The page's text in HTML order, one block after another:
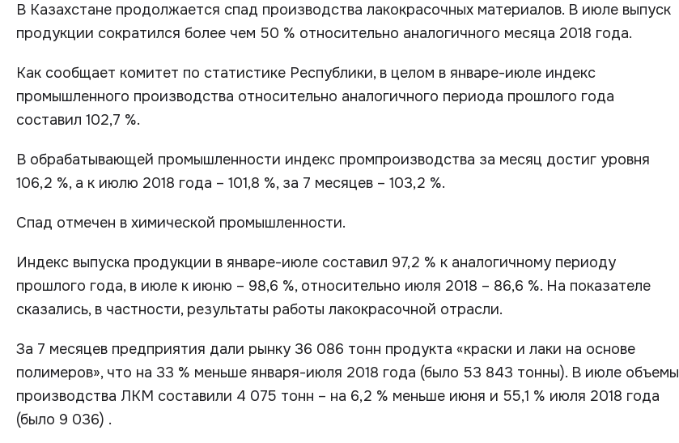
В Казахстане продолжается спад производства лакокрасочных материалов. В июле выпуск
продукции сократился более чем 50 % относительно аналогичного месяца 2018 года.
Как сообщает комитет по статистике Республики, в целом в январе-июле индекс
промышленного производства относительно аналогичного периода прошлого года
составил 102,7 %.
В обрабатывающей промышленности индекс промпроизводства за месяц достиг уровня
106,2 %, а к июлю 2018 года – 101,8 %, за 7 месяцев – 103,2 %.
Спад отмечен в химической промышленности.
Индекс выпуска продукции в январе-июле составил 97,2 % к аналогичному периоду
прошлого года, в июле к июню – 98,6 %, относительно июля 2018 – 86,6 %. На показателе
сказались, в частности, результаты работы лакокрасочной отрасли.
За 7 месяцев предприятия дали рынку 36 086 тонн продукта «краски и лаки на основе
полимеров», что на 33 % меньше января-июля 2018 года (было 53 843 тонны). В июле объемы
производства ЛКМ составили 4 075 тонн – на 6,2 % меньше июня и 55,1 % июля 2018 года
(было 9 036) .